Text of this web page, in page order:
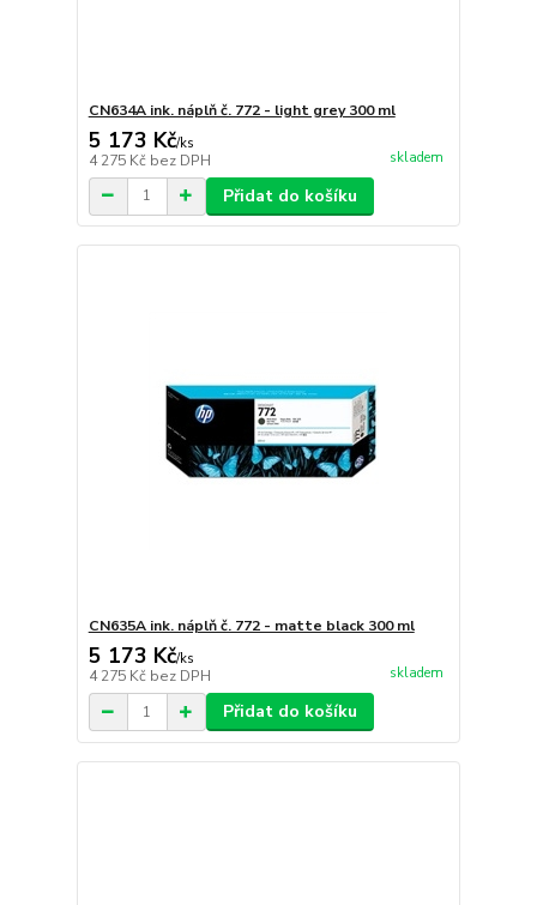
CN634A ink. náplň č. 772 - light grey 300 ml
5 173 Kč/ks
4 275 Kč bez DPH skladem
Přidat do košíku
CN635A ink. náplň č. 772 - matte black 300 ml
5 173 Kč/ks
4 275 Kč bez DPH skladem
Přidat do košíku